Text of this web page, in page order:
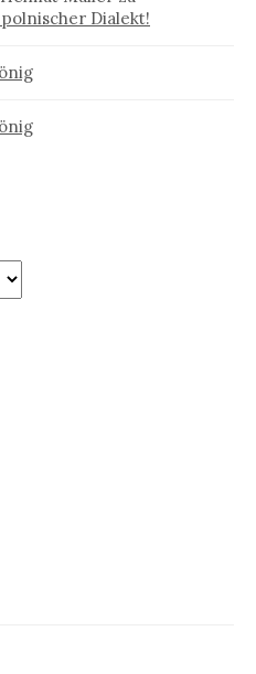
Dialekt!